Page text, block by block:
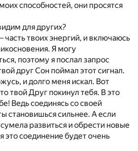
способностей, они просятся
для других?
твоих энергий, и включаюсь
Я могу
поэтому я послал запрос
друг Сон поймал этот сигнал.
и долго меня искал. Вот
твой Друг покинул тебя. В это
Ведь соединясь со своей
становишься сильнее. А если
сумела развиться и обрести новые
это соединение будет очень